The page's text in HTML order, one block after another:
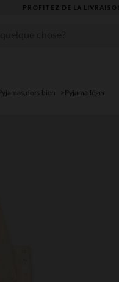
PROFITEZ DE LA
Pyjamas,dors bien Pyjama léger